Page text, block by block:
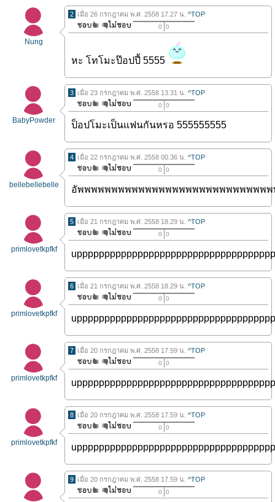
Nung
2 เมื่อ 26 กรกฎาคม พ.ศ. 2558 17.27 น. ^TOP
0 0
หะ โทโมะป๊อปปี้ 5555
BabyPowder
3 เมื่อ 23 กรกฎาคม พ.ศ. 2558 13.31 น. ^TOP
0 0
ป็อปโมะเป็นแฟนกันหรอ 555555555
bellebellebelle
4 เมื่อ 22 กรกฎาคม พ.ศ. 2558 00.36 น. ^TOP
0 0
อัพพพพพพพพพพพพพพพพพพพพพพพพพพพพ
primlovetkpfkf
5 เมื่อ 21 กรกฎาคม พ.ศ. 2558 18.29 น. ^TOP
0 0
primlovetkpfkf
6 เมื่อ 21 กรกฎาคม พ.ศ. 2558 18.29 น. ^TOP
0 0
primlovetkpfkf
7 เมื่อ 20 กรกฎาคม พ.ศ. 2558 17.59 น. ^TOP
0 0
primlovetkpfkf
8 เมื่อ 20 กรกฎาคม พ.ศ. 2558 17.59 น. ^TOP
0 0
9 เมื่อ 20 กรกฎาคม พ.ศ. 2558 17.59 น. ^TOP
0 0